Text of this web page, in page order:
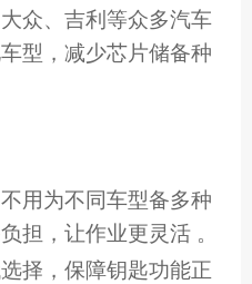
众、吉利等众多汽车
型，减少芯片储备种
用为不同车型备多种
担，让作业更灵活 。
择，保障钥匙功能正